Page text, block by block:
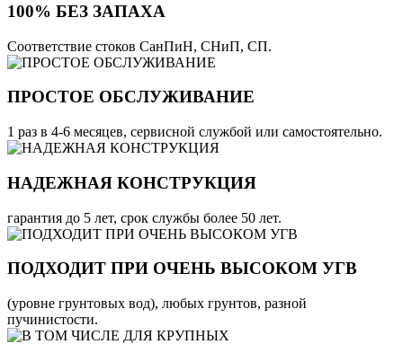
100% БЕЗ ЗАПАХА
Соответствие стоков СанПиН, СНиП, СП.
ПРОСТОЕ ОБСЛУЖИВАНИЕ
1 раз в 4-6 месяцев, сервисной службой или самостоятельно.
НАДЕЖНАЯ КОНСТРУКЦИЯ
гарантия до 5 лет, срок службы более 50 лет.
ПОДХОДИТ ПРИ ОЧЕНЬ ВЫСОКОМ УГВ
(уровне грунтовых вод), любых грунтов, разной
пучинистости.